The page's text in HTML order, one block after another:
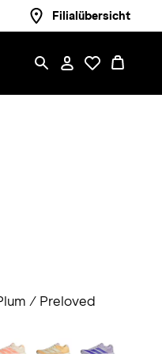
Filialübersicht
/ Preloved